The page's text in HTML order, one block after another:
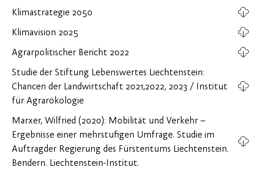
Klimastrategie 2050
Klimavision 2025
Agrarpolitischer Bericht 2022
Studie der Stiftung Lebenswertes Liechtenstein:
Chancen der Landwirtschaft 2021,2022, 2023 / Institut
für Agrarökologie
Marxer, Wilfried (2020): Mobilität und Verkehr –
Ergebnisse einer mehrstufigen Umfrage. Studie im
Auftragder Regierung des Fürstentums Liechtenstein.
Bendern. Liechtenstein-Institut.